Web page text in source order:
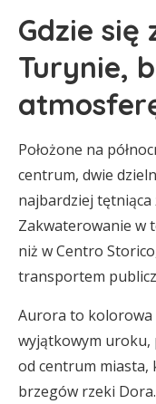
Gdzie
Turynie,
Położone na
centrum, dwie
najbardziej tętniąca
Zakwaterowanie w
niż w Centro
transportem
Aurora to kolorowa
wyjątkowym uroku,
od centrum miasta,
brzegów rzeki